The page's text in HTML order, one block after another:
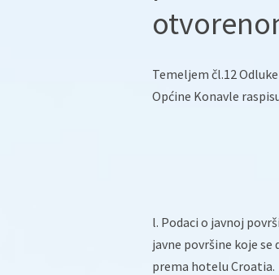
Temeljem čl.12
Općine Konavle
l. Podaci o javnoj
javne površine koje se
prema hotelu Croatia.